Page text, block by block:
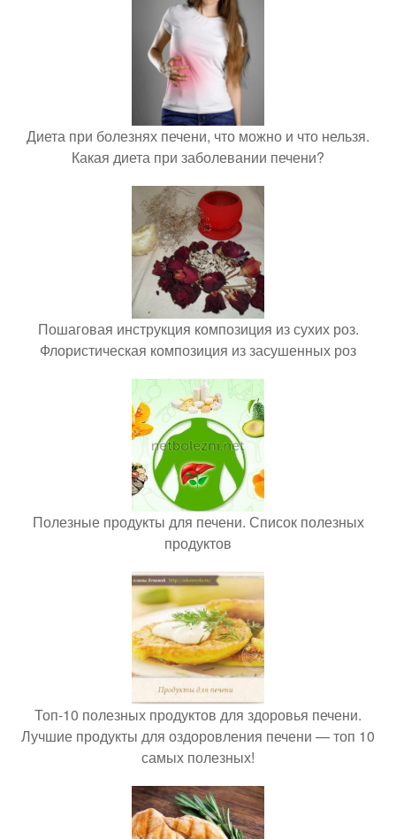
Диета при болезнях печени, что можно и что нельзя.
Какая диета при заболевании печени?
Пошаговая инструкция композиция из сухих роз.
Флористическая композиция из засушенных роз
Полезные продукты для печени. Список полезных
продуктов
Топ-10 полезных продуктов для здоровья печени.
Лучшие продукты для оздоровления печени — топ 10
самых полезных!